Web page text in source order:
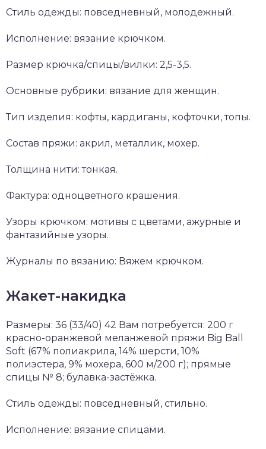
Стиль одежды: повседневный, молодежный.
Исполнение: вязание крючком.
Размер крючка/спицы/вилки: 2,5-3,5.
Основные рубрики: вязание для женщин.
Тип изделия: кофты, кардиганы, кофточки, топы.
Состав пряжи: акрил, металлик, мохер.
Толщина нити: тонкая.
Фактура: одноцветного крашения.
Узоры крючком: мотивы с цветами, ажурные и
фантазийные узоры.
Журналы по вязанию: Вяжем крючком.
Жакет-накидка
Размеры: 36 (33/40) 42 Вам потребуется: 200 г
красно-оранжевой меланжевой пряжи Big Ball
Soft (67% полиакрила, 14% шерсти, 10%
полиэстера, 9% мохера, 600 м/200 г); прямые
спицы № 8; булавка-застёжка.
Стиль одежды: повседневный, стильно.
Исполнение: вязание спицами.